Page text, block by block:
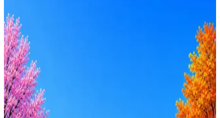
Будьте осторожны: если работодатель просит войти через